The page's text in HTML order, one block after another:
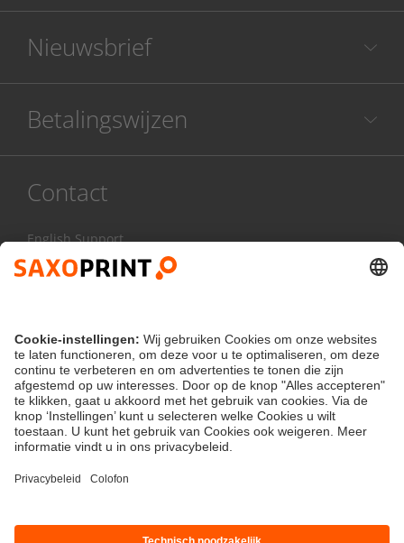
Nieuwsbrief
Betalingswijzen
Contact
English Support
Contactformulier
klantenservice@saxoprint.nl